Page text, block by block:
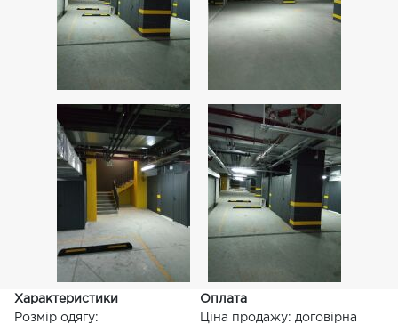
Характеристики
Розмір одягу:
Оплата
Ціна продажу: договірна